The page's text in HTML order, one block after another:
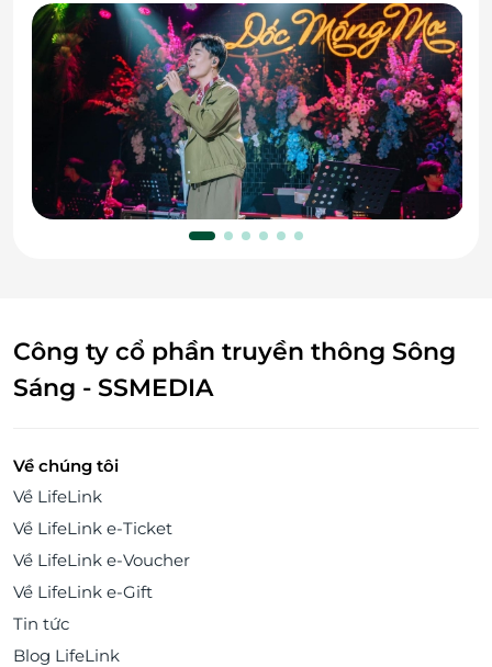
Công ty cổ phần truyền thông Sông
Sáng - SSMEDIA
Về chúng tôi
Về LifeLink
Về LifeLink e-Ticket
Về LifeLink e-Voucher
Về LifeLink e-Gift
Tin tức
Blog LifeLink